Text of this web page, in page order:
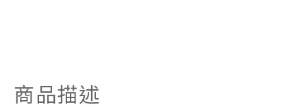
商品描述